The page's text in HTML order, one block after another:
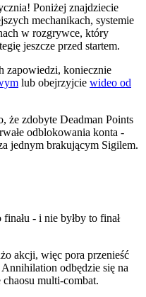
Poniżej znajdziecie
mechanikach, systemie
w rozgrywce, który
jeszcze przed startem.
zapowiedzi, koniecznie
lub obejrzyjcie wideo od
że zdobyte Deadman Points
odblokowania konta -
jednym brakującym Sigilem.
- i nie byłby to finał
akcji, więc pora przenieść
odbędzie się na
multi-combat.